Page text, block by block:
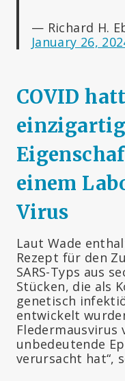
— Richard H.
January 26,
COVID
einem
Virus
Laut Wade
Rezept für den
SARS-Typs aus
Stücken, die als
genetisch
entwickelt
Fledermausvirus
unbedeutende
verursacht hat“,